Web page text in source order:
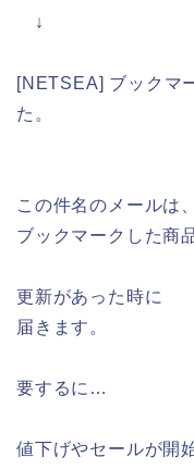
↓
[NETSEA] ブックマ
た。
この件名のメールは、
ブックマークした商
更新があった時に
届きます。
要するに…
値下げやセールが開